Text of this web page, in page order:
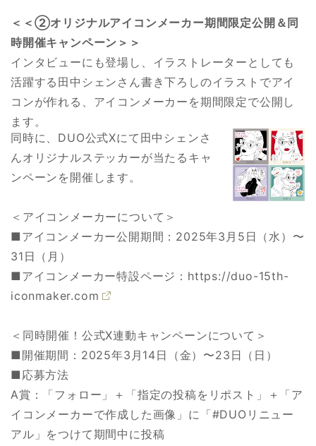
＜＜②オリジナルアイコンメーカー期間限定公開＆同
時開催キャンペーン＞＞
インタビューにも登場し、イラストレーターとしても
活躍する田中シェンさん書き下ろしのイラストでアイ
コンが作れる、アイコンメーカーを期間限定で公開し
ます。
同時に、DUO公式Xにて田中シェンさ
んオリジナルステッカーが当たるキャ
ンペーンを開催します。
＜アイコンメーカーについて＞
■アイコンメーカー公開期間：2025年3月5日（水）〜
31日（月）
■アイコンメーカー特設ページ： https://duo-15th-
iconmaker.com
＜同時開催！公式X連動キャンペーンについて＞
■開催期間：2025年3月14日（金）〜23日（日）
■応募方法
A賞：「フォロー」＋「指定の投稿をリポスト」＋「ア
イコンメーカーで作成した画像」に「#DUOリニュー
アル」をつけて期間中に投稿